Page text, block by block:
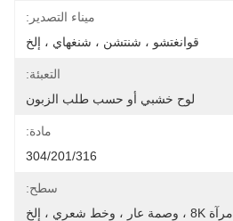
ميناء التصدير:
قوانغتشو ، شنتشن ، شنغهاي ، إلخ
التعبئة:
لوح خشبي أو حسب طلب الزبون
مادة:
304/201/316
سطح:
مرآة 8K ، وصمة عار ، وخط شعري ، إلخ